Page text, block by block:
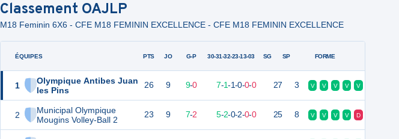
Classement OAJLP
M18 Feminin 6X6 - CFE M18 FEMININ EXCELLENCE - CFE M18 FEMININ EXCELLENCE
ÉQUIPES
1
Olympique Antibes Juan
les Pins
2
Municipal Olympique
Mougins Volley-Ball 2
PTS JO G-P 30-31-32-23-13-03 SG SP FORME
26 9 9-0 7-1-1-0-0-0 27 3 V V V V V
23 9 7-2 5-2-0-2-0-0 25 8 V V V V D